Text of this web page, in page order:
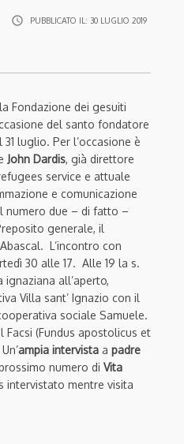
access_time PUBBLICATO IL: 30 LUGLIO 2019
Fondazione dei gesuiti
del santo fondatore
luglio. Per l’occasione è
John Dardis, già direttore
service e attuale
e comunicazione
numero due – di fatto –
generale, il
L’incontro con
30 alle 17. Alle 19 la s.
ignaziana all’aperto,
Villa sant’ Ignazio con il
sociale Samuele.
(Fundus apostolicus et
ampia intervista a padre
numero di Vita
intervistato mentre visita